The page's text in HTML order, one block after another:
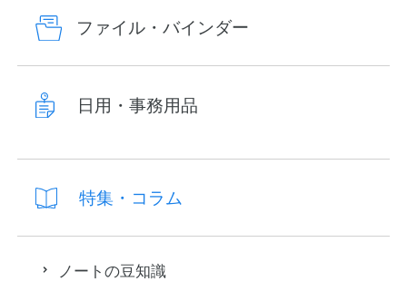
ファイル・バインダー
日用・事務用品
特集・コラム
ノートの豆知識